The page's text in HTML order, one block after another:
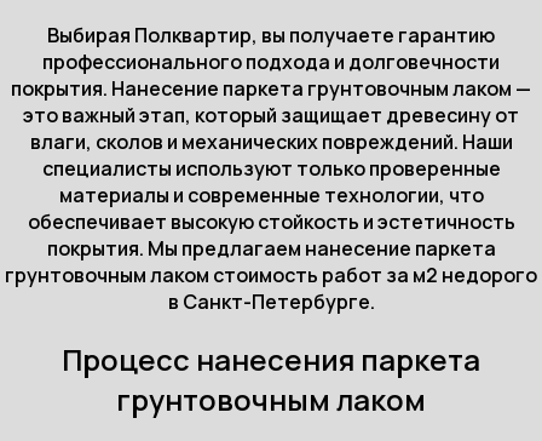
Выбирая Полквартир, вы получаете гарантию
профессионального подхода и долговечности
покрытия. Нанесение паркета грунтовочным лаком —
это важный этап, который защищает древесину от
влаги, сколов и механических повреждений. Наши
специалисты используют только проверенные
материалы и современные технологии, что
обеспечивает высокую стойкость и эстетичность
покрытия. Мы предлагаем нанесение паркета
грунтовочным лаком стоимость работ за м2 недорого
в Санкт-Петербурге.
Процесс нанесения паркета
грунтовочным лаком